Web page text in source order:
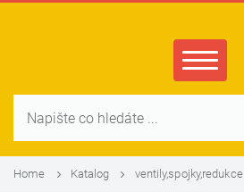
Home Katalog ventily,spojky,redukce